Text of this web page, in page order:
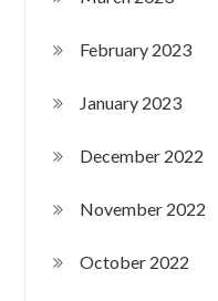
February 2023
January 2023
December 2022
November 2022
October 2022